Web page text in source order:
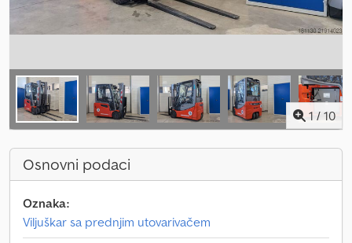
1 / 10
Osnovni podaci
Oznaka:
Viljuškar sa prednjim utovarivačem